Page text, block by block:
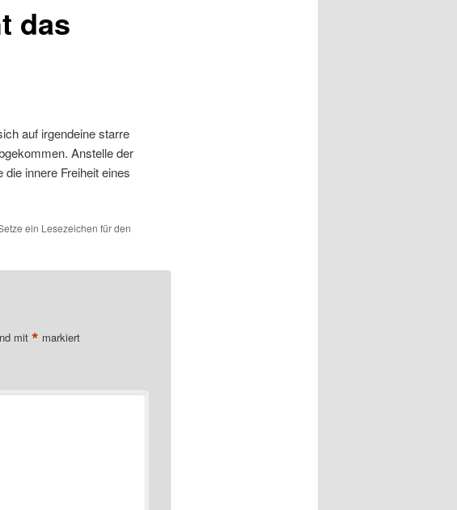
das
auf irgendeine starre
Anstelle der
innere Freiheit eines
ein Lesezeichen für den
mit * markiert